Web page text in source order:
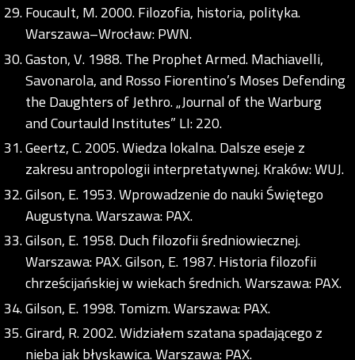
Foucault, M. 2000. Filozofia, historia, polityka.
Warszawa–Wrocław: PWN.
Gaston, V. 1988. The Prophet Armed. Machiavelli,
Savonarola, and Rosso Fiorentino’s Moses Defending
the Daughters of Jethro. „Journal of the Warburg
and Courtauld Institutes” LI: 220.
Geertz, C. 2005. Wiedza lokalna. Dalsze eseje z
zakresu antropologii interpretatywnej. Kraków: WUJ.
Gilson, E. 1953. Wprowadzenie do nauki Świętego
Augustyna. Warszawa: PAX.
Gilson, E. 1958. Duch filozofii średniowiecznej.
Warszawa: PAX. Gilson, E. 1987. Historia filozofii
chrześcijańskiej w wiekach średnich. Warszawa: PAX.
Gilson, E. 1998. Tomizm. Warszawa: PAX.
Girard, R. 2002. Widziałem szatana spadającego z
nieba jak błyskawica. Warszawa: PAX.